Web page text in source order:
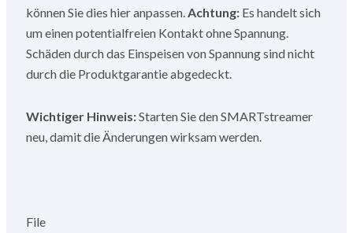
können Sie dies hier anpassen. Achtung:Es handelt sich
um einen potentialfreien Kontakt ohne Spannung.
Schäden durch das Einspeisen von Spannung sind nicht
durch die Produktgarantie abgedeckt.
Wichtiger Hinweis:Starten Sie den SMARTstreamer
neu, damit die Änderungen wirksam werden.
File